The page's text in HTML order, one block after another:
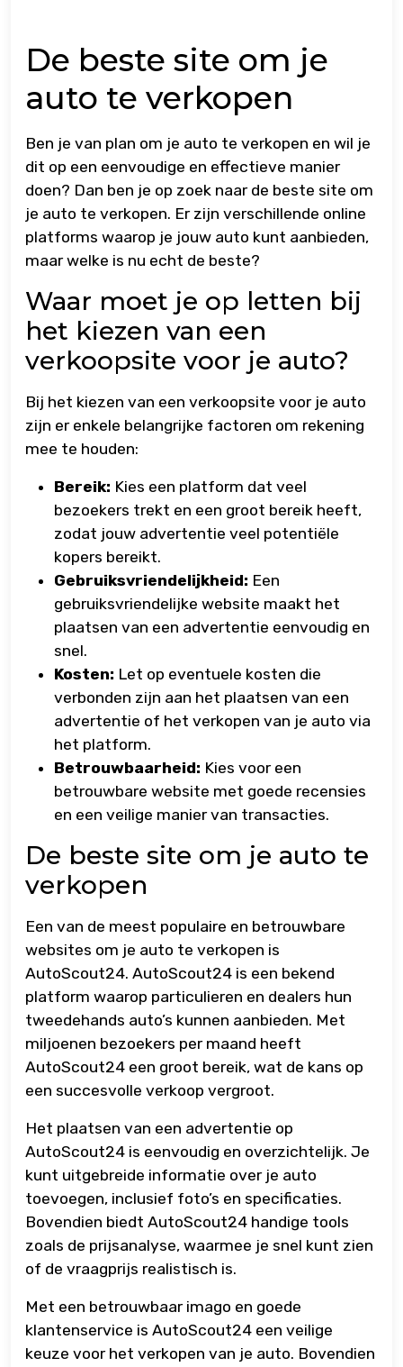
De beste site om je
auto te verkopen
Ben je van plan om je auto te verkopen en wil je
dit op een eenvoudige en effectieve manier
doen? Dan ben je op zoek naar de beste site om
je auto te verkopen. Er zijn verschillende online
platforms waarop je jouw auto kunt aanbieden,
maar welke is nu echt de beste?
Waar moet je op letten bij
het kiezen van een
verkoopsite voor je auto?
Bij het kiezen van een verkoopsite voor je auto
zijn er enkele belangrijke factoren om rekening
mee te houden:
Bereik: Kies een platform dat veel
bezoekers trekt en een groot bereik heeft,
zodat jouw advertentie veel potentiële
kopers bereikt.
Gebruiksvriendelijkheid: Een
gebruiksvriendelijke website maakt het
plaatsen van een advertentie eenvoudig en
snel.
Kosten: Let op eventuele kosten die
verbonden zijn aan het plaatsen van een
advertentie of het verkopen van je auto via
het platform.
Betrouwbaarheid: Kies voor een
betrouwbare website met goede recensies
en een veilige manier van transacties.
De beste site om je auto te
verkopen
Een van de meest populaire en betrouwbare
websites om je auto te verkopen is
AutoScout24. AutoScout24 is een bekend
platform waarop particulieren en dealers hun
tweedehands auto’s kunnen aanbieden. Met
miljoenen bezoekers per maand heeft
AutoScout24 een groot bereik, wat de kans op
een succesvolle verkoop vergroot.
Het plaatsen van een advertentie op
AutoScout24 is eenvoudig en overzichtelijk. Je
kunt uitgebreide informatie over je auto
toevoegen, inclusief foto’s en specificaties.
Bovendien biedt AutoScout24 handige tools
zoals de prijsanalyse, waarmee je snel kunt zien
of de vraagprijs realistisch is.
Met een betrouwbaar imago en goede
klantenservice is AutoScout24 een veilige
keuze voor het verkopen van je auto. Bovendien